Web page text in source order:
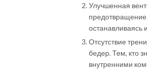
Улучшенная
предотвращение
останавливаясь
Отсутствие
бедер. Тем, кто
внутренними